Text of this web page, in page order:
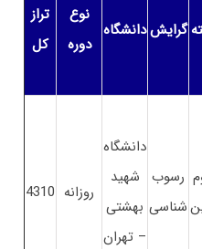
گرایشدانشگاه
نوع
دوره
تراز
کل
رسوب
شناسی
دانشگاه
شهید
بهشتی
– تهران
روزانه 4310